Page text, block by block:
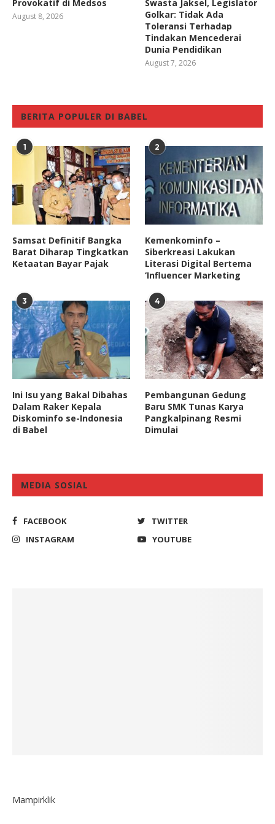
Provokatif di Medsos
August 8, 2026
Swasta Jaksel, Legislator
Golkar: Tidak Ada
Toleransi Terhadap
Tindakan Mencederai
Dunia Pendidikan
August 7, 2026
BERITA POPULER DI BABEL
1
Samsat Definitif Bangka
Barat Diharap Tingkatkan
Ketaatan Bayar Pajak
2
Kemenkominfo –
Siberkreasi Lakukan
Literasi Digital Bertema
‘Influencer Marketing
3
Ini Isu yang Bakal Dibahas
Dalam Raker Kepala
Diskominfo se-Indonesia
di Babel
4
Pembangunan Gedung
Baru SMK Tunas Karya
Pangkalpinang Resmi
Dimulai
MEDIA SOSIAL
FACEBOOK
TWITTER
INSTAGRAM
YOUTUBE
Mampirklik